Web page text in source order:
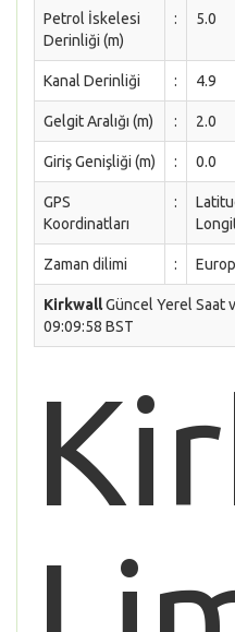
Petrol İskelesi
Derinliği (m)
: 5.0
Kanal Derinliği : 4.9
Gelgit Aralığı (m) : 2.0
Giriş Genişliği (m) : 0.0
GPS
Koordinatları
:
Zaman dilimi :
KirkwallGüncel Yerel Saat
09:09:58 BST